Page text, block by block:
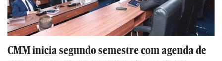
CMM inicia segundo semestre com agenda de